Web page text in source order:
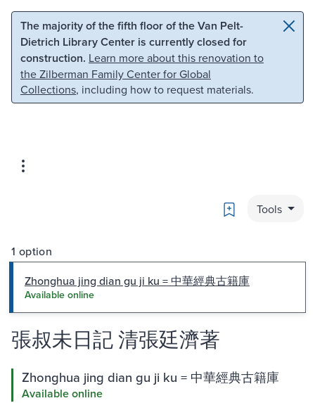
Skip to main content Skip to search
The majority of the fifth floor of the Van Pelt-
Dietrich Library Center is currently closed for
construction. Learn more about this renovation to
the Zilberman Family Center for Global
Collections, including how to request materials.
Bookmark
Tools
1 option
Zhonghua jing dian gu ji ku = 中華經典古籍庫
Available online
張叔未日記 清張廷濟著
Zhonghua jing dian gu ji ku = 中華經典古籍庫
Available online